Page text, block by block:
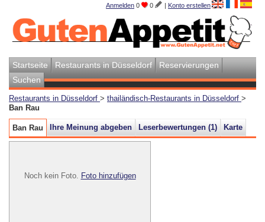
Anmelden 0 0 | Konto erstellen
Startseite Restaurants in Düsseldorf
Reservierungen
Suchen
Restaurants in Düsseldorf > thailändisch-Restaurants in Düsseldorf >
Ban Rau
Ban Rau Ihre Meinung abgeben Leserbewertungen (1) Karte
Noch kein Foto. Foto hinzufügen